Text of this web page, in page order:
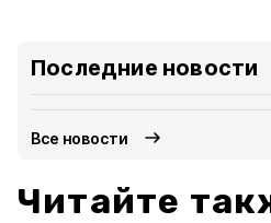
Последние новости
Все новости
Читайте